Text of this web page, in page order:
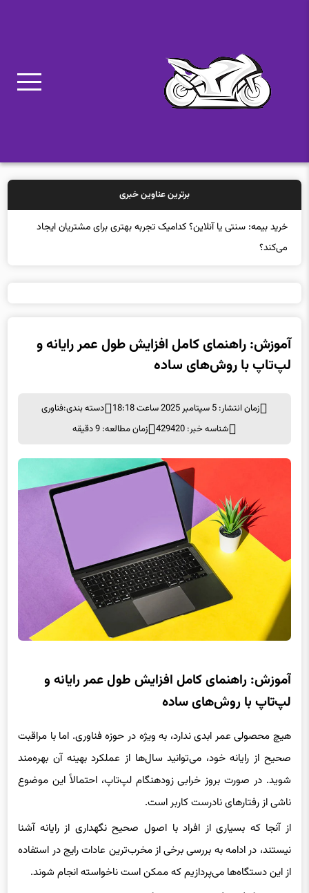
برترین عناوین خبری
خرید
لپ‌تاپ با روش‌های ساده
شناسه خبر: 429420
زمان مطالعه: 9 دقیقه
لپ‌تاپ با روش‌های ساده
هیچ محصولی عمر ابدی ندارد، به ویژه در حوزه فناوری. اما با مراقبت
صحیح از رایانه خود، می‌توانید سال‌ها از عملکرد بهینه آن بهره‌مند
شوید. در صورت بروز خرابی زودهنگام لپ‌تاپ، احتمالاً این موضوع
ناشی از رفتارهای نادرست کاربر است.
از آنجا که بسیاری از افراد با اصول صحیح نگهداری از رایانه آشنا
نیستند، در ادامه به بررسی برخی از مخرب‌ترین عادات رایج در استفاده
از این دستگاه‌ها می‌پردازیم که ممکن است ناخواسته انجام شوند.
۱. نادیده گرفتن افزایش دمای دستگاه